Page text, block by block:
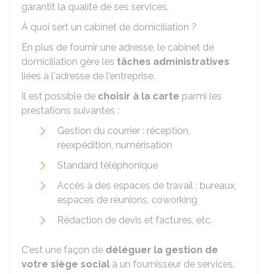
garantit la qualité de ses services.
À quoi sert un cabinet de domiciliation ?
En plus de fournir une adresse, le cabinet de
domiciliation gère les tâches administratives
liées à l'adresse de l'entreprise.
Il est possible de choisir à la carte parmi les
prestations suivantes :
Gestion du courrier : réception,
réexpédition, numérisation
Standard téléphonique
Accès à des espaces de travail : bureaux,
espaces de réunions, coworking
Rédaction de devis et factures, etc.
C'est une façon de déléguer la gestion de
votre siège social à un fournisseur de services.